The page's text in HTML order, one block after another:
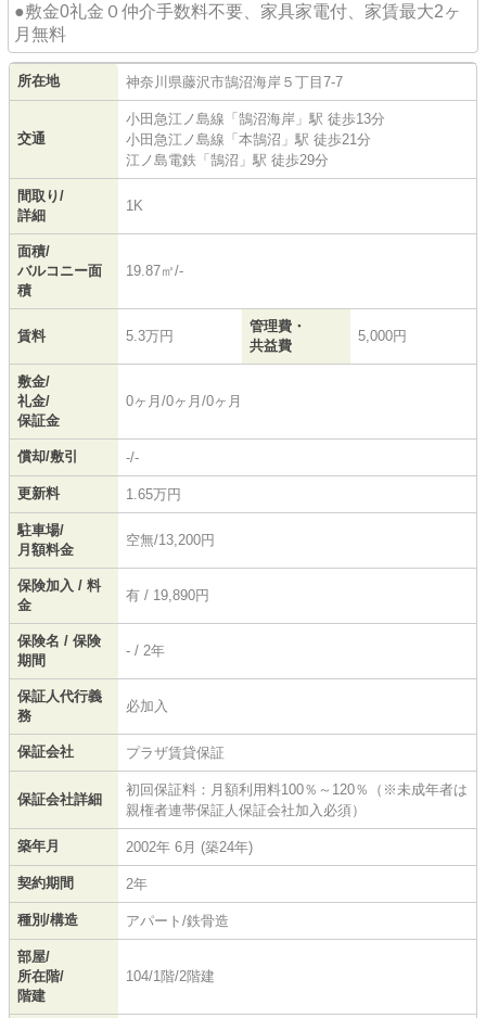
●敷金0礼金０仲介手数料不要、家具家電付、家賃最大2ヶ
月無料
所在地 神奈川県藤沢市鵠沼海岸 ５丁目7-7
交通
小田急江ノ島線 「 鵠沼海岸 」駅 徒歩13分
小田急江ノ島線 「 本鵠沼 」駅 徒歩21分
江ノ島電鉄 「 鵠沼 」駅 徒歩29分
間取り/
詳細
1K
面積/
バルコニー面
積
19.87㎡/-
賃料 5.3万円
管理費・
共益費
5,000円
敷金/
礼金/
保証金
0ヶ月/0ヶ月/0ヶ月
償却/敷引 -/-
更新料 1.65万円
駐車場/
月額料金
空無/13,200円
保険加入 / 料
金
有 / 19,890円
保険名 / 保険
期間
- / 2年
保証人代行義
務
必加入
保証会社 プラザ賃貸保証
保証会社詳細
初回保証料：月額利用料100％～120％（※未成年者は
親権者連帯保証人保証会社加入必須）
築年月 2002年 6月 (築24年)
契約期間 2年
種別/構造 アパート/鉄骨造
部屋/
所在階/
階建
104/1階/2階建